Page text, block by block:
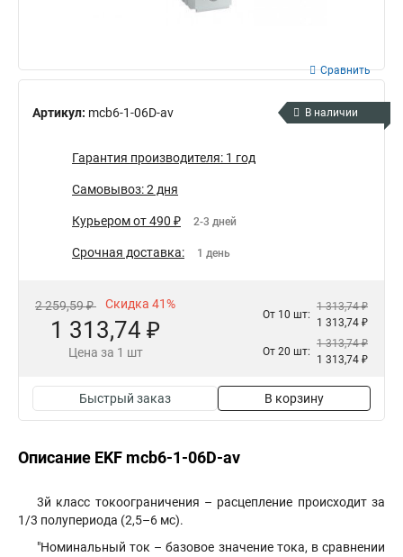
Артикул: mcb6-1-06D-av
Сравнить
В наличии
Гарантия производителя: 1 год
Самовывоз: 2 дня
Курьером от 490 ₽ 2-3 дней
Срочная доставка: 1 день
2 259,59 ₽ Скидка 41%
1 313,74 ₽
Цена за 1 шт
От 10 шт:
1 313,74 ₽
1 313,74 ₽
От 20 шт:
1 313,74 ₽
1 313,74 ₽
Быстрый заказ В корзину
Описание EKF mcb6-1-06D-av
3й класс токоограничения – расцепление происходит за
1/3 полупериода (2,5–6 мс).
"Номинальный ток – базовое значение тока, в сравнении